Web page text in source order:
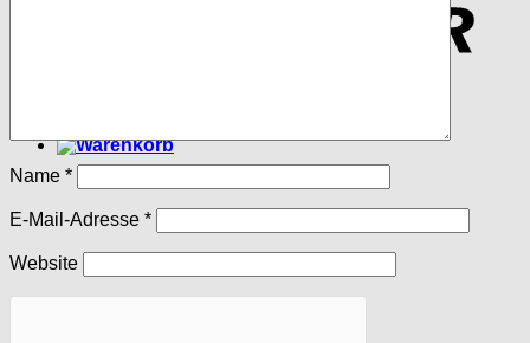
Name *
E-Mail-Adresse *
Website